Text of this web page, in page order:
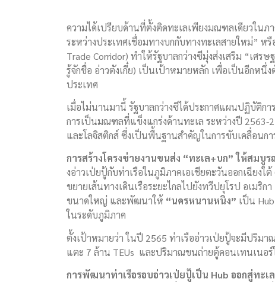
ความได้เปรียบด้านที่ตั้งติดทะเลเพียงมณฑลเดียวในภ
ระหว่างประเทศเชื่อมทางบกกับทางทะเลสายใหม่” ห
Trade Corridor) ทำให้รัฐบาลกว่างซีมุ่งส่งเสริม “เศร
รู้จักชื่อ อ่าวตังเกี๋ย) เป็นเป้าหมายหลัก เพื่อเป็นอีกหนึ่
ประเทศ
เมื่อไม่นานมานี้ รัฐบาลกว่างซีได้ประกาศแผนปฏิบัติก
การเป็นมณฑลที่แข็งแกร่งด้านทะเล ระหว่างปี 2563-
และโลจิสติกส์ ซึ่งเป็นพื้นฐานสำคัญในการขับเคลื่อนก
การสร้างโครงข่ายงานขนส่ง “ทะเล+บก” ให้สมบู
งอ่าวเป่ยปู้กับท่าเรือในภูมิภาคเอเชียตะวันออกเฉียง
ขยายเส้นทางเดินเรือระยะไกลไปยังทวีปยุโรป อเมริ
ขนาดใหญ่ และพัฒนาให้ “นครหนานหนิง” เป็น
ในระดับภูมิภาค
ตั้งเป้าหมายว่า ในปี 2565 ท่าเรืออ่าวเป่ยปู้จะมีปริ
แตะ 7 ล้าน TEUs และปริมาณขนถ่ายตู้คอนเทนเนอร์
การพัฒนาท่าเรือรอบอ่าวเป่ยปู้เป็น Hub ออกสู่ทะ